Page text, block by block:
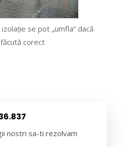
se pot „umfla” dacă
corect
nostri sa-ti rezolvam